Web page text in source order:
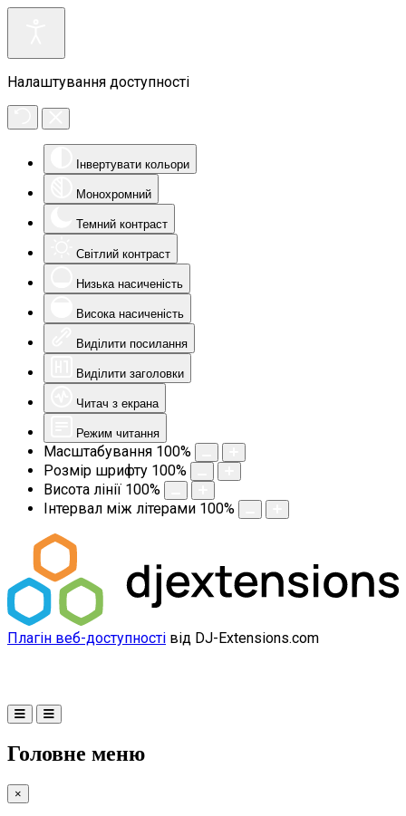
Налаштування доступності
Інвертувати кольори
Монохромний
Темний контраст
Світлий контраст
Низька насиченість
Висока насиченість
Виділити посилання
Виділити заголовки
Читач з екрана
Режим читання
Масштабування 100%
Розмір шрифту 100%
Висота лінії 100%
Інтервал між літерами 100%
Плагін веб-доступності від DJ-Extensions.com
Головне меню
×